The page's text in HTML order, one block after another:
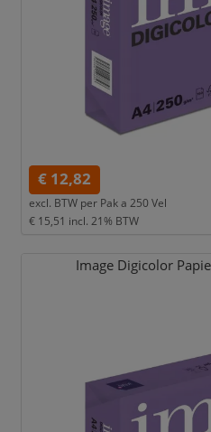
€ 12,82
excl. BTW per Pak a 250 Vel
€ 15,51 incl. 21% BTW
Image Digicolor